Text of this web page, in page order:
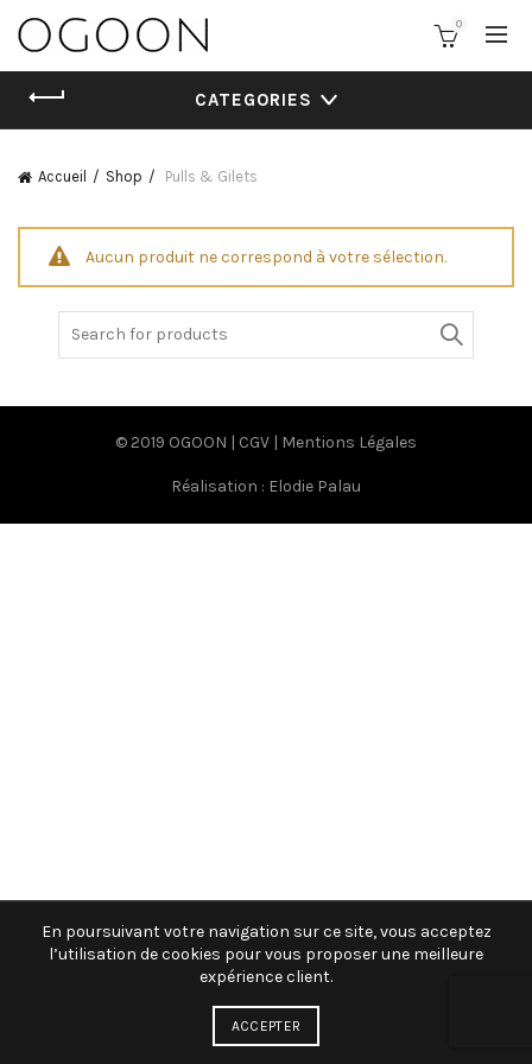
0
CATEGORIES
Accueil Shop Pulls & Gilets
Aucun produit ne correspond à votre sélection.
© 2019 OGOON | CGV | Mentions Légales
Réalisation : Elodie Palau
En poursuivant votre navigation sur ce site, vous acceptez
l’utilisation de cookies pour vous proposer une meilleure
expérience client.
ACCEPTER